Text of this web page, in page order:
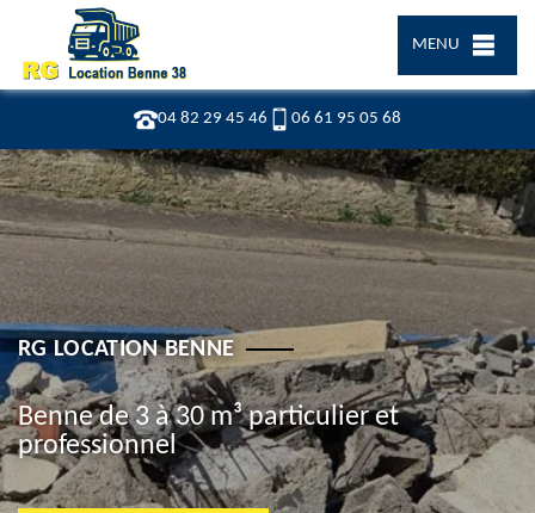
04 82 29 45 46 06 61 95 05 68
MENU
RG LOCATION BENNE
Benne de 3 à 30 m³ particulier et
professionnel